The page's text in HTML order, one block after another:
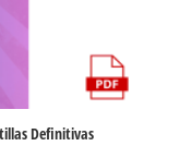
Definitivas